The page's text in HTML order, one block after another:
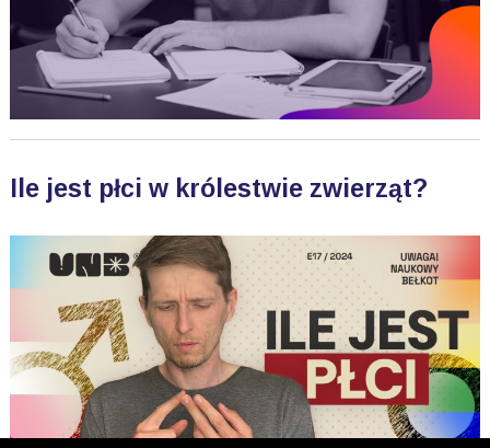
Ile jest płci w królestwie zwierząt?